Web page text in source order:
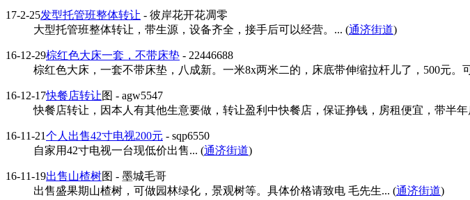
17-2-25发型托管班整体转让 - 彼岸花开花凋零
大型托管班整体转让，带生源，设备齐全，接手后可以经营。... (通济街道)
16-12-29棕红色大床一套，不带床垫 - 22446688
棕红色大床，一套不带床垫，八成新。一米8x两米二的，床底带伸缩拉杆儿了，500元。
16-12-17快餐店转让图 - agw5547
快餐店转让，因本人有其他生意要做，转让盈利中快餐店，保证挣钱，房租便宜，带半
16-11-21个人出售42寸电视200元 - sqp6550
自家用42寸电视一台现低价出售... (通济街道)
16-11-19出售山楂树图 - 墨城毛哥
出售盛果期山楂树，可做园林绿化，景观树等。具体价格请致电 毛先生... (通济街道)